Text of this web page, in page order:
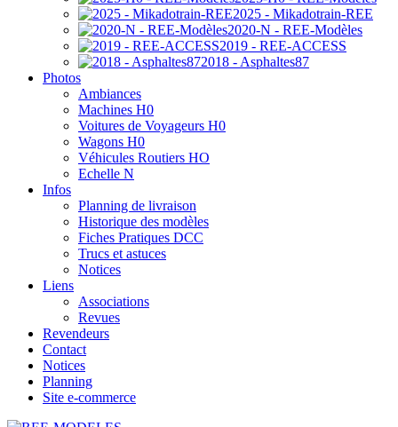
2025 - Mikadotrain-REE
2020-N - REE-Modèles
2019 - REE-ACCESS
2018 - Asphaltes87
Photos
Ambiances
Machines H0
Voitures de Voyageurs H0
Wagons H0
Véhicules Routiers HO
Echelle N
Infos
Planning de livraison
Historique des modèles
Fiches Pratiques DCC
Trucs et astuces
Notices
Liens
Associations
Revues
Revendeurs
Contact
Notices
Planning
Site e-commerce